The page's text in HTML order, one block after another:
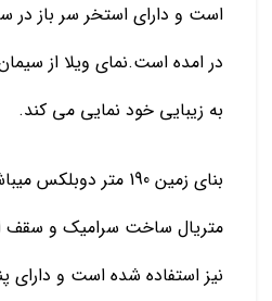
است و دارای استخر سر باز در
در امده است.نمای ویلا از
به زیبایی خود نمایی می کند.
بنای زمین 190 متر
متریال ساخت سرامیک و سقف
نیز استفاده شده است و دارای